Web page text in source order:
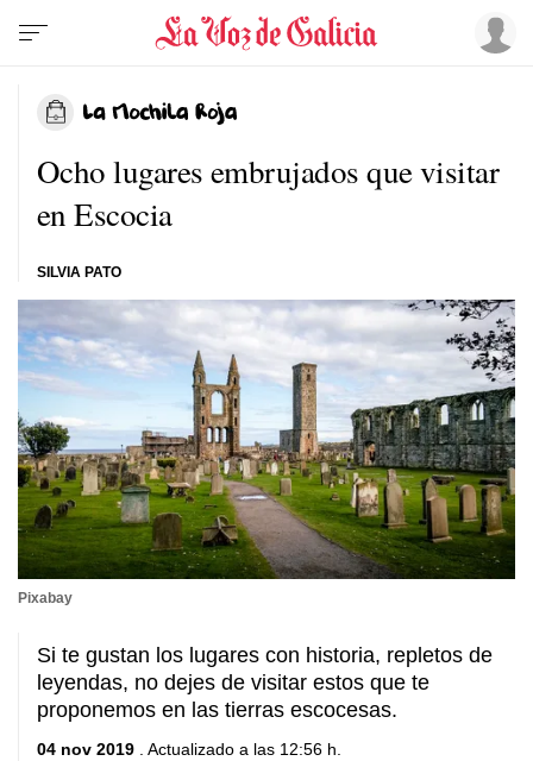
Ocho lugares embrujados que visitar
en Escocia
SILVIA PATO
Pixabay
Si te gustan los lugares con historia, repletos de
leyendas, no dejes de visitar estos que te
proponemos en las tierras escocesas.
04 nov 2019 . Actualizado a las 12:56 h.